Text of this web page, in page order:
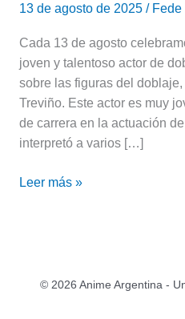
13 de agosto de 2025 / Fede
Cada 13 de agosto
joven y talentoso actor de
sobre las figuras del
Treviño. Este actor es muy
de carrera en la actuación
interpretó a varios […]
Leer más »
© 2026 Anime Argentina -